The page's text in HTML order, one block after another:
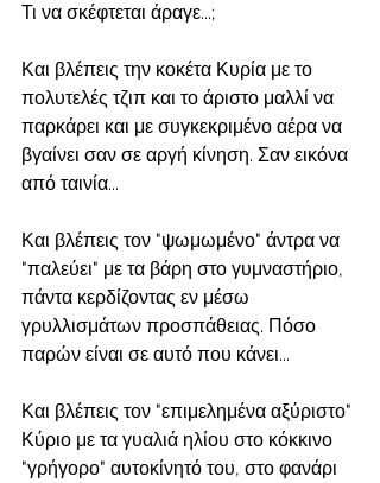
Τι να σκέφτεται άραγε...;
Και βλέπεις την κοκέτα Κυρία με το
πολυτελές τζιπ και το άριστο μαλλί να
παρκάρει και με συγκεκριμένο αέρα να
βγαίνει σαν σε αργή κίνηση. Σαν εικόνα
από ταινία...
Και βλέπεις τον "ψωμωμένο" άντρα να
"παλεύει" με τα βάρη στο γυμναστήριο,
πάντα κερδίζοντας εν μέσω
γρυλλισμάτων προσπάθειας. Πόσο
παρών είναι σε αυτό που κάνει...
Και βλέπεις τον "επιμελημένα αξύριστο"
Κύριο με τα γυαλιά ηλίου στο κόκκινο
"γρήγορο" αυτοκίνητό του, στο φανάρι